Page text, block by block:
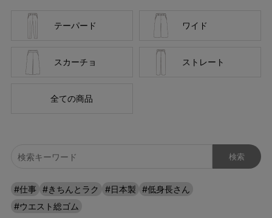
人に向けて、オンラインショップ「CAFE TABi」は日常・非
日常と分けず、近所のカフェで過ごす日常も、ふらっと楽し
テーパード ワイド
スカーチョ ストレート
全ての商品
#仕事 #きちんとラク #日本製
#低身長さん
#ウエスト総ゴム